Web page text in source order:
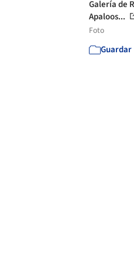
Galería de
Apaloos...
Foto
Guardar